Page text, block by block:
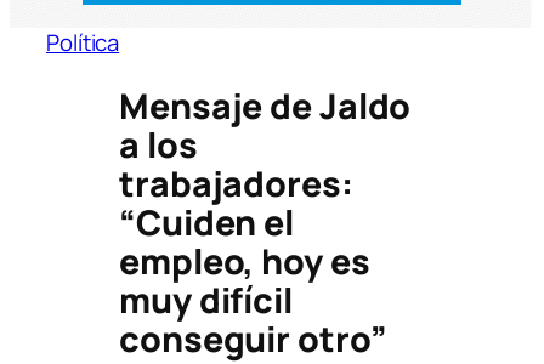
Política
Mensaje de Jaldo
a los
trabajadores:
“Cuiden el
empleo, hoy es
muy difícil
conseguir otro”